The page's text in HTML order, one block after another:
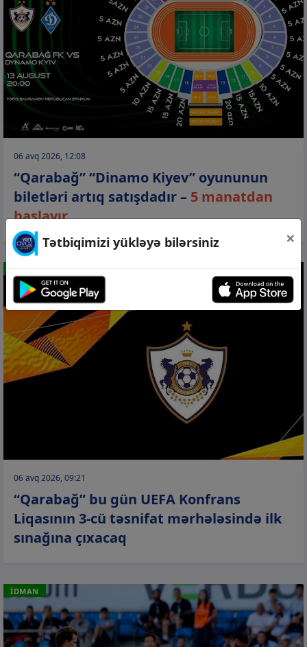
06 avq 2026, 12:08
“Qarabağ” “Dinamo Kiyev” oyununun
biletləri artıq satışdadır – 5 manatdan
başlayır
06 avq 2026, 09:21
“Qarabağ” bu gün UEFA Konfrans
Liqasının 3-cü təsnifat mərhələsində ilk
sınağına çıxacaq
İDMAN
Tətbiqimizi yükləyə bilərsiniz ×